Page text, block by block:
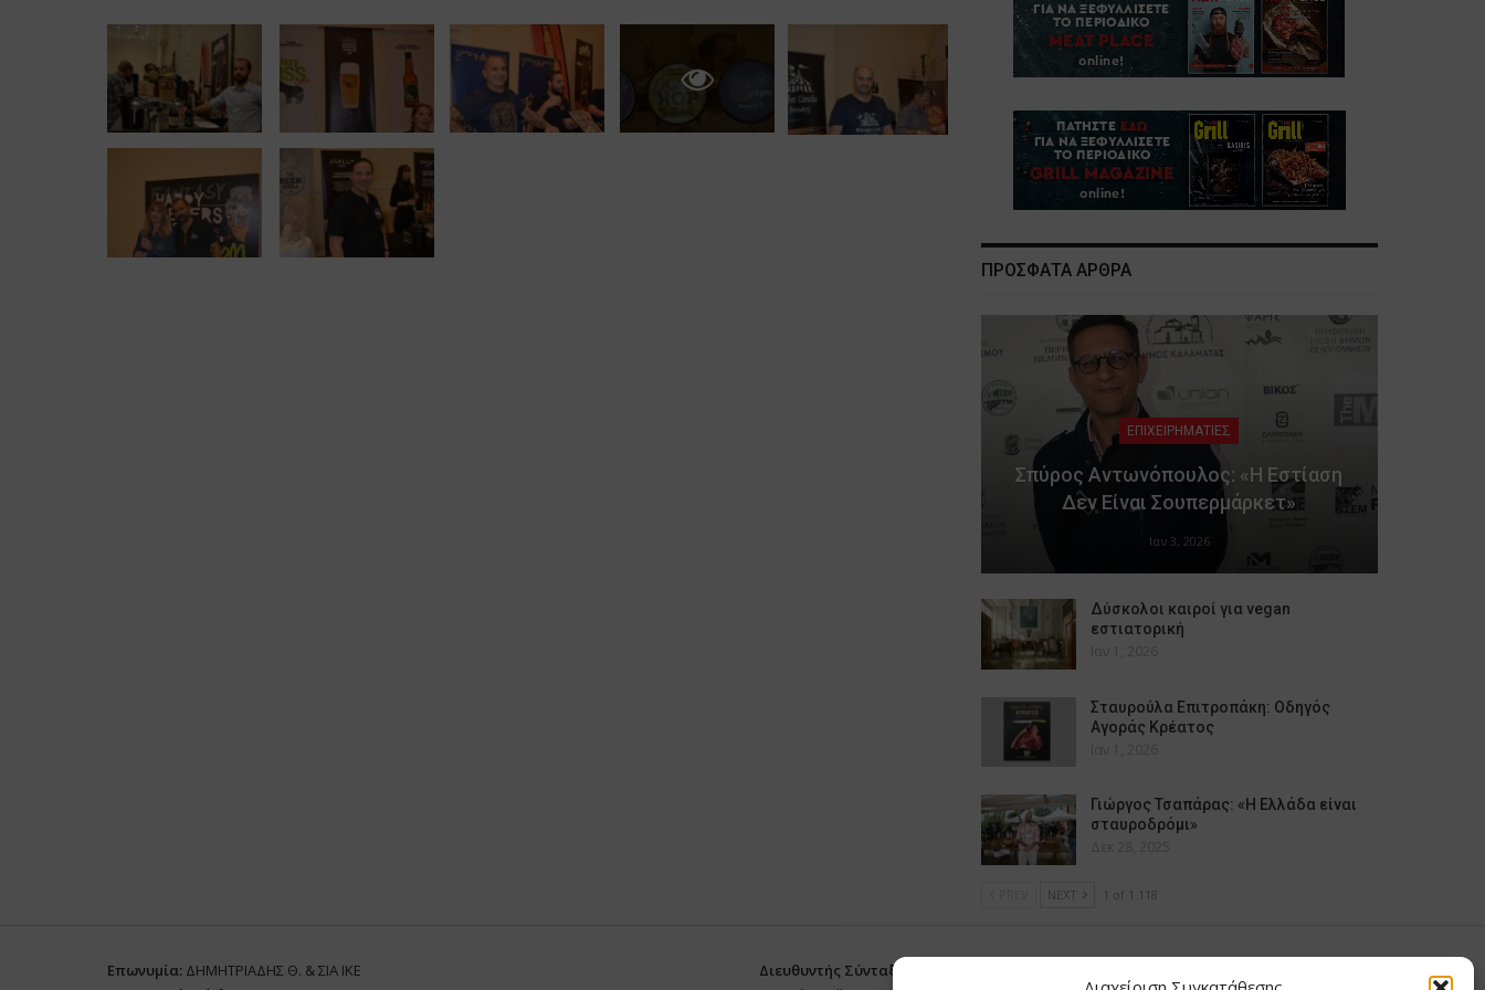
ΠΡΟΣΦΑΤΑ ΑΡΘΡΑ
ΕΠΙΧΕΙΡΗΜΑΤΙΕΣ
Σπύρος Αντωνόπουλος: «Η Εστίαση
Δεν Είναι Σουπερμάρκετ»
Ιαν 3, 2026
Δύσκολοι καιροί για vegan
εστιατορική
Ιαν 1, 2026
Σταυρούλα Επιτροπάκη: Οδηγός
Αγοράς Κρέατος
Ιαν 1, 2026
Γιώργος Τσαπάρας: «Η Ελλάδα είναι
σταυροδρόμι»
Δεκ 28, 2025
NEXT 1 of 1.118
Επωνυμία: ΔΗΜΗΤΡΙΑΔΗΣ Θ. & ΣΙΑ ΙΚΕ
Διευθυντής Σύνταξης: